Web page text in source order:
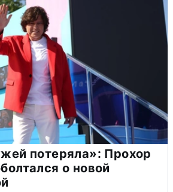
потеряла»: Прохор
о новой